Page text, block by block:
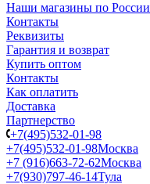
Наши магазины по России
Контакты
Реквизиты
Гарантия и возврат
Купить оптом
Контакты
Как оплатить
Доставка
Партнерство
+7(495)532-01-98
+7(495)532-01-98Москва
+7 (916)663-72-62Москва
+7(930)797-46-14Тула